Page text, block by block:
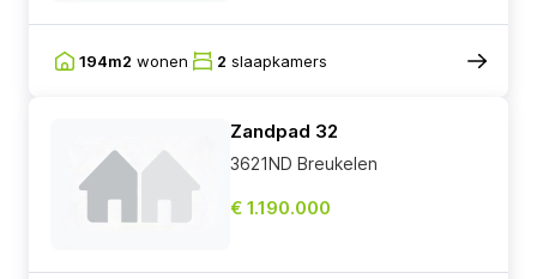
194m2 wonen 2 slaapkamers
Zandpad 32
3621ND Breukelen
€ 1.190.000